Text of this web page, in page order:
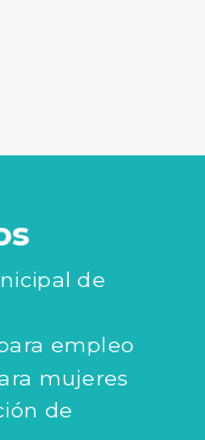
de
empleo
mujeres
de